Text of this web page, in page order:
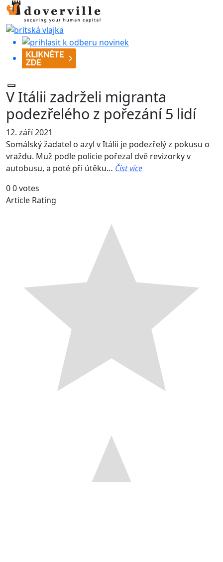
V Itálii zadrželi migranta
podezřelého z pořezání 5 lidí
12. září 2021
Somálský žadatel o azyl v Itálii je podezřelý z pokusu o
vraždu. Muž podle policie pořezal dvě revizorky v
autobusu, a poté při útěku… Číst více
00votes
Article Rating